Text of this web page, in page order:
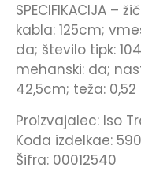
SPECIFIKACIJA –
kabla: 125cm;
da; število tipk:
mehanski: da;
42,5cm; teža: 0,52
Proizvajalec: Iso
Koda izdelkae:
Šifra: 00012540